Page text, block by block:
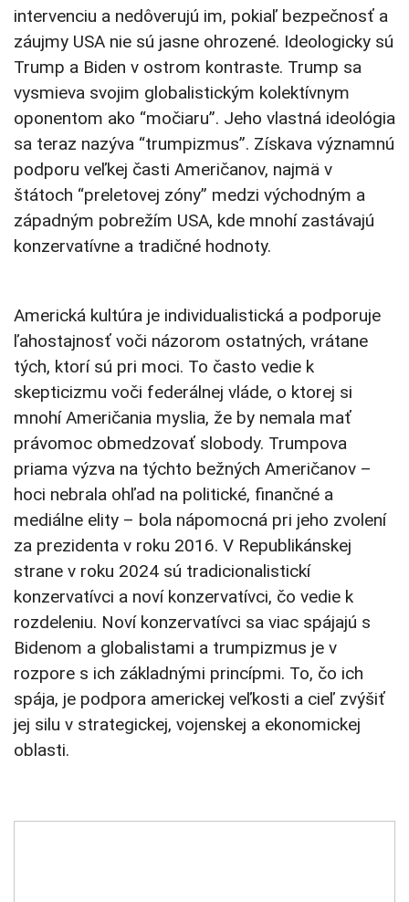
intervenciu a nedôverujú im, pokiaľ bezpečnosť a
záujmy USA nie sú jasne ohrozené. Ideologicky sú
Trump a Biden v ostrom kontraste. Trump sa
vysmieva svojim globalistickým kolektívnym
oponentom ako “močiaru”. Jeho vlastná ideológia
sa teraz nazýva “trumpizmus”. Získava významnú
podporu veľkej časti Američanov, najmä v
štátoch “preletovej zóny” medzi východným a
západným pobrežím USA, kde mnohí zastávajú
konzervatívne a tradičné hodnoty.
Americká kultúra je individualistická a podporuje
ľahostajnosť voči názorom ostatných, vrátane
tých, ktorí sú pri moci. To často vedie k
skepticizmu voči federálnej vláde, o ktorej si
mnohí Američania myslia, že by nemala mať
právomoc obmedzovať slobody. Trumpova
priama výzva na týchto bežných Američanov –
hoci nebrala ohľad na politické, finančné a
mediálne elity – bola nápomocná pri jeho zvolení
za prezidenta v roku 2016. V Republikánskej
strane v roku 2024 sú tradicionalistickí
konzervatívci a noví konzervatívci, čo vedie k
rozdeleniu. Noví konzervatívci sa viac spájajú s
Bidenom a globalistami a trumpizmus je v
rozpore s ich základnými princípmi. To, čo ich
spája, je podpora americkej veľkosti a cieľ zvýšiť
jej silu v strategickej, vojenskej a ekonomickej
oblasti.